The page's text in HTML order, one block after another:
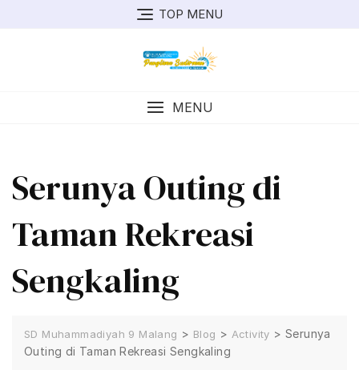
TOP MENU
MENU
Serunya Outing di
Taman Rekreasi
Sengkaling
SD Muhammadiyah 9 Malang > Blog > Activity >Serunya
Outing di Taman Rekreasi Sengkaling